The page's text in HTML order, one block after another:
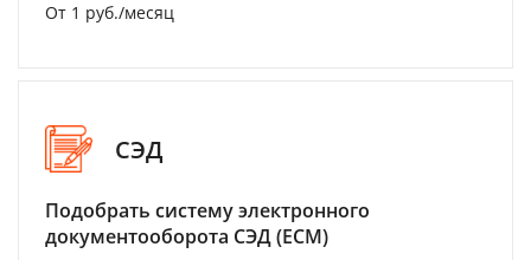
От 1 руб./месяц
СЭД
Подобрать систему электронного
документооборота СЭД (ECM)